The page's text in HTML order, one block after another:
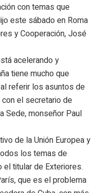
con temas que
este sábado en Roma
y Cooperación, José
acelerando y
tiene mucho que
referir los asuntos de
el secretario de
Sede, monseñor Paul
de la Unión Europea y
los temas de
el titular de Exteriores.
que es el problema